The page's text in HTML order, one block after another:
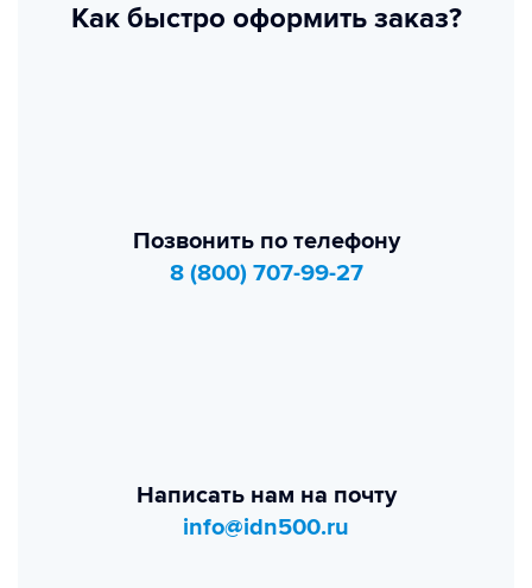
Как быстро оформить заказ?
Позвонить по телефону
8 (800) 707-99-27
Написать нам на почту
info@idn500.ru